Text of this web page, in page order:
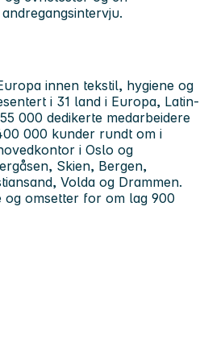
innen tekstil, hygiene og
i 31 land i Europa, Latin-
000 dedikerte medarbeidere
000 kunder rundt om i
i Oslo og
Skien, Bergen,
Volda og Drammen.
og omsetter for om lag 900